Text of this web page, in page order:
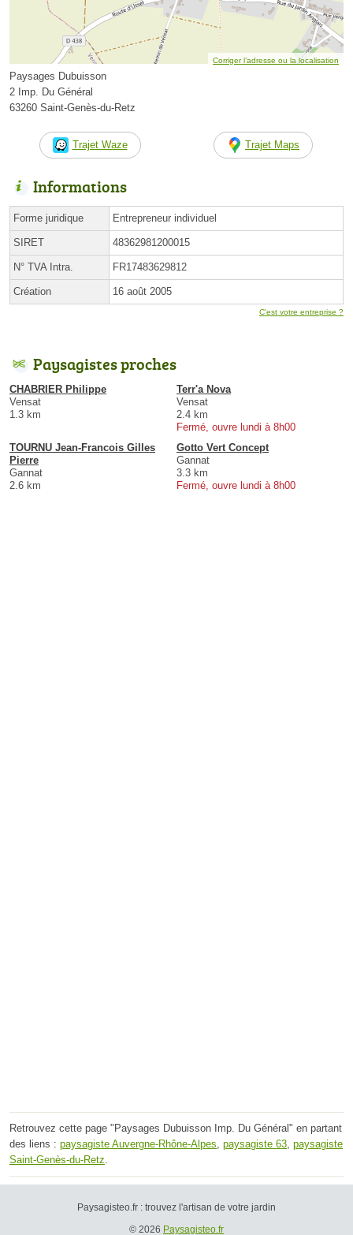
Corriger l’adresse ou la localisation
Paysages Dubuisson
2 Imp. Du Général
63260 Saint-Genès-du-Retz
Trajet Waze Trajet Maps
Informations
Forme juridique Entrepreneur individuel
SIRET 48362981200015
N° TVA Intra. FR17483629812
Création 16 août 2005
C'est votre entreprise ?
Paysagistes proches
CHABRIER Philippe
Vensat
1.3 km
Terr'a Nova
Vensat
2.4 km
Fermé, ouvre lundi à 8h00
TOURNU Jean-Francois Gilles
Pierre
Gannat
2.6 km
Gotto Vert Concept
Gannat
3.3 km
Fermé, ouvre lundi à 8h00
Retrouvez cette page "Paysages Dubuisson Imp. Du Général" en partant
des liens : paysagiste Auvergne-Rhône-Alpes, paysagiste 63, paysagiste
Saint-Genès-du-Retz.
Paysagisteo.fr : trouvez l'artisan de votre jardin
© 2026 Paysagisteo.fr